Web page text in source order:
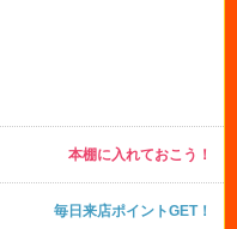
本棚に入れておこう！
毎日来店ポイントGET！